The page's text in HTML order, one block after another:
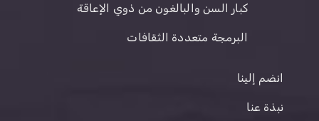
كبار السن والبالغون من ذوي الإعاقة
البرمجة متعددة الثقافات
انضم إلينا
نبذة عنا